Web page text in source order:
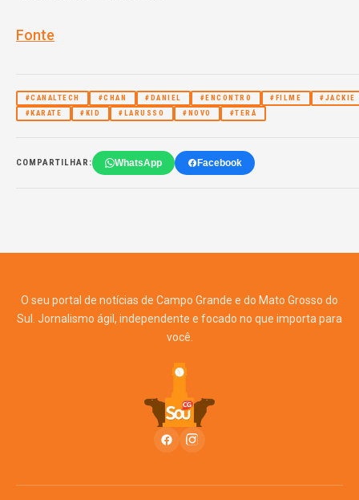
Fonte
#CANALTECH #CHAN #DANIEL #ENCONTRO #FILME
#JACKIE
#KARATE
#KID #LARUSSO #NOVO #TERÁ
COMPARTILHAR: WhatsApp Facebook
O seu portal de notícias de Campo Grande e do Mato Grosso do
Sul. Jornalismo ágil, independente e focado no que importa para
você.